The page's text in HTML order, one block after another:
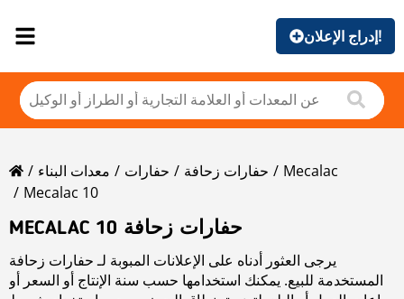
إدراج الإعلان!
معدات البناء حفارات حفارات زحافة
Mecalac
Mecalac 10
MECALAC 10 حفارات زحافة
يرجى العثور أدناه على الإعلانات المبوبة لـ حفارات زحافة
المستخدمة للبيع. يمكنك استخدامها حسب سنة الإنتاج أو السعر أو